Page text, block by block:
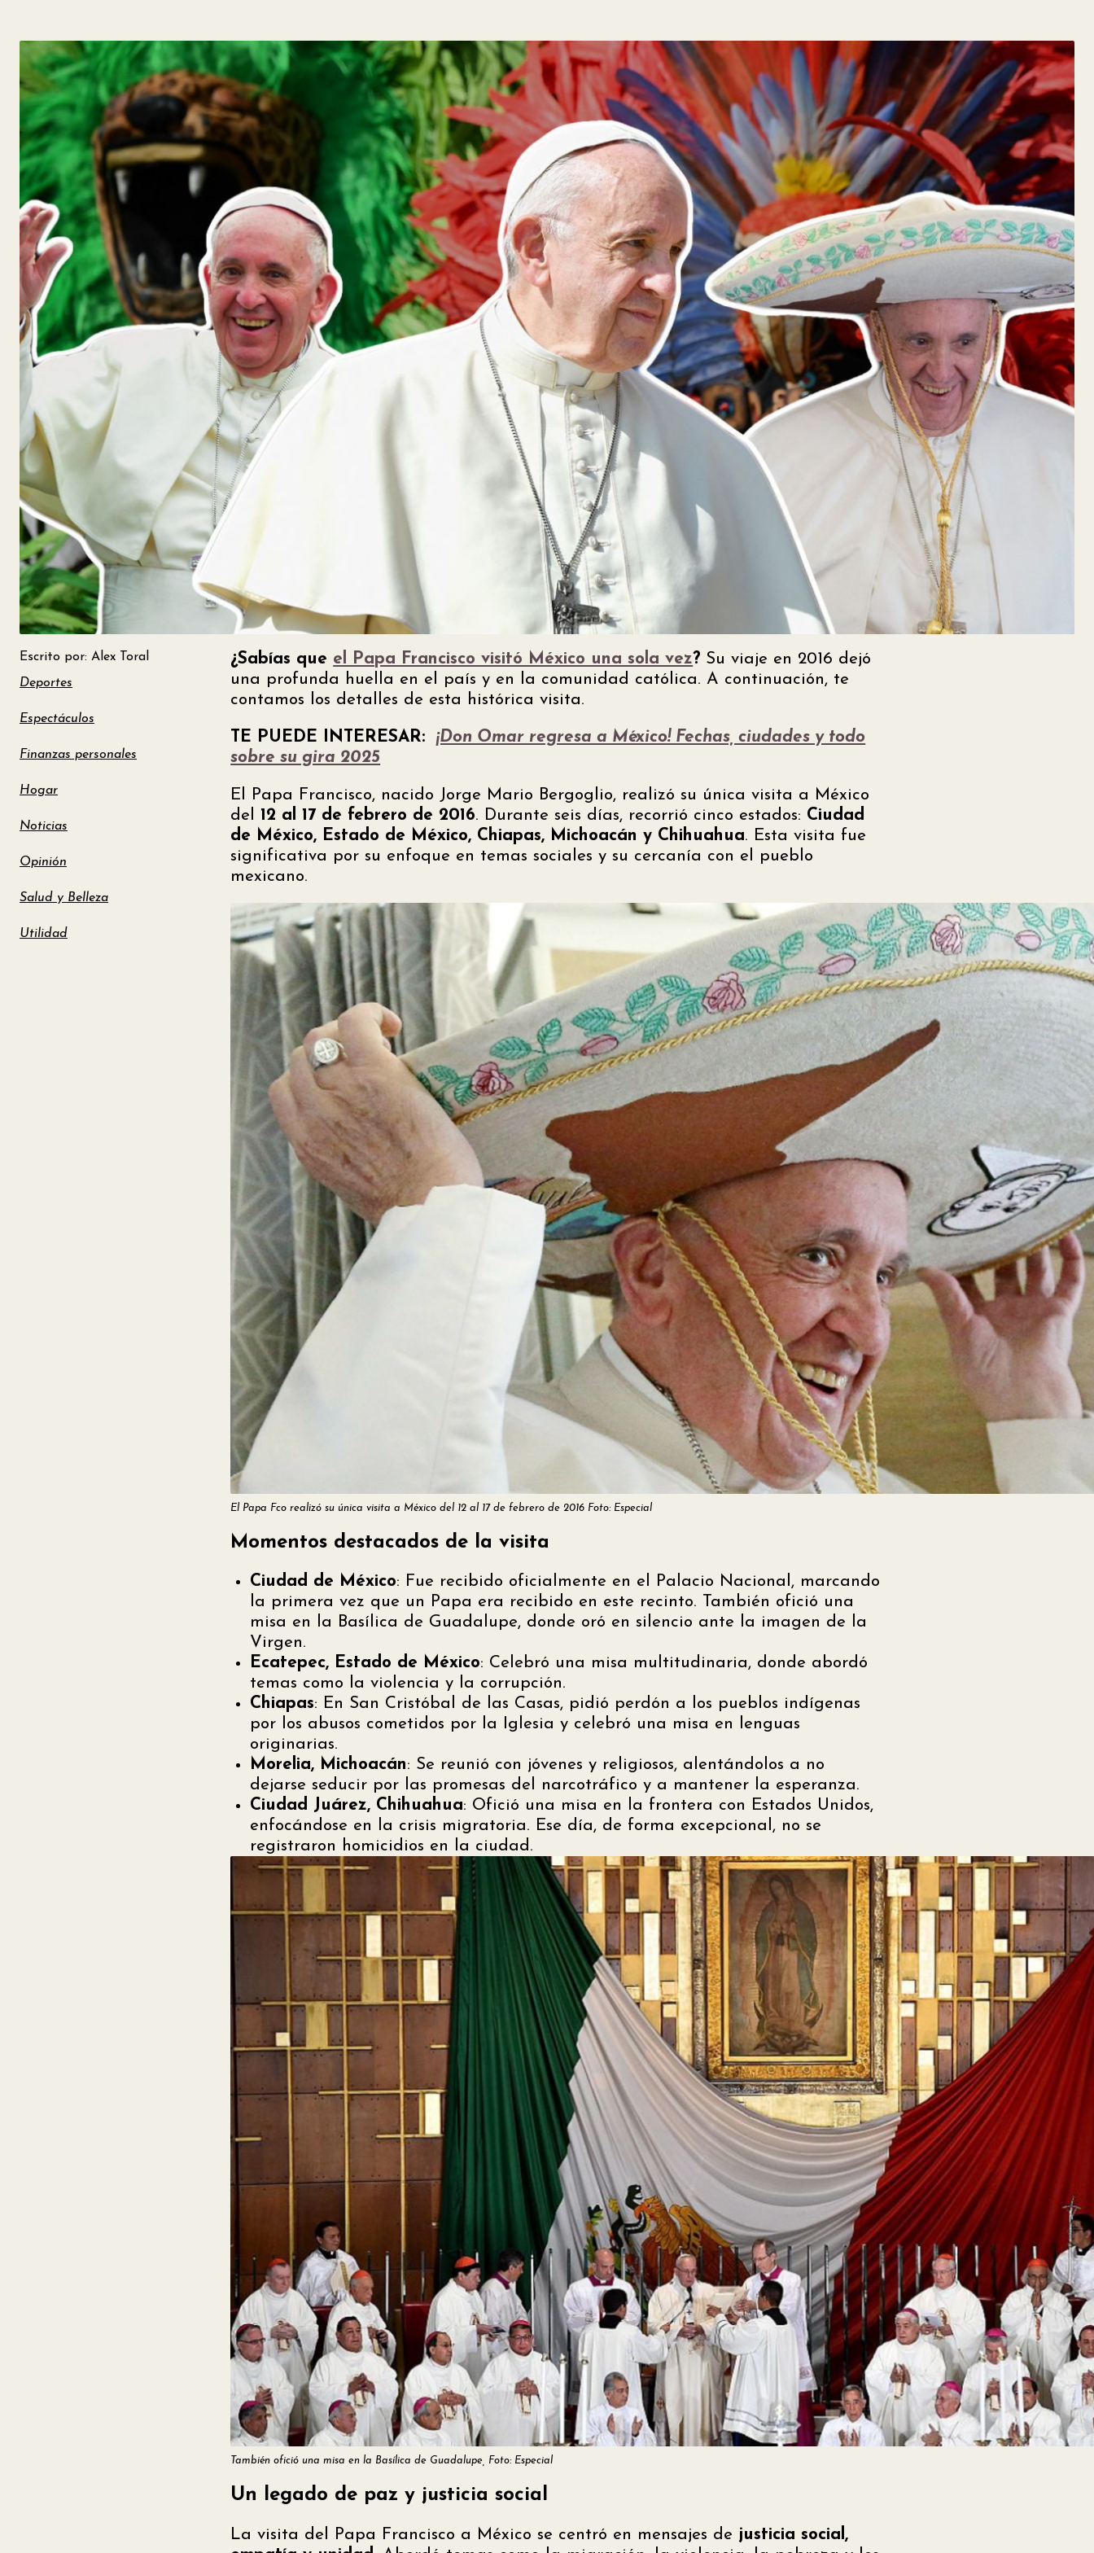
Belleza
Hogar
Espectáculos
Deportes
Escrito por: Alex Toral
Deportes
Espectáculos
Finanzas personales
Hogar
Noticias
Opinión
Salud y Belleza
Utilidad
¿Sabías que el Papa Francisco visitó México una sola vez? Su viaje en 2016 dejó
una profunda huella en el país y en la comunidad católica. A continuación, te
contamos los detalles de esta histórica visita.
TE PUEDE INTERESAR: ​¡Don Omar regresa a México! Fechas, ciudades y todo
sobre su gira 2025
El Papa Francisco, nacido Jorge Mario Bergoglio, realizó su única visita a México
del 12 al 17 de febrero de 2016. Durante seis días, recorrió cinco estados: Ciudad
de México, Estado de México, Chiapas, Michoacán y Chihuahua. Esta visita fue
significativa por su enfoque en temas sociales y su cercanía con el pueblo
mexicano.
El Papa Fco realizó su única visita a México del 12 al 17 de febrero de 2016 Foto: Especial
Momentos destacados de la visita
Ciudad de México: Fue recibido oficialmente en el Palacio Nacional, marcando
la primera vez que un Papa era recibido en este recinto. También ofició una
misa en la Basílica de Guadalupe, donde oró en silencio ante la imagen de la
Virgen.
Ecatepec, Estado de México: Celebró una misa multitudinaria, donde abordó
temas como la violencia y la corrupción.​
Chiapas: En San Cristóbal de las Casas, pidió perdón a los pueblos indígenas
por los abusos cometidos por la Iglesia y celebró una misa en lenguas
originarias.
Morelia, Michoacán: Se reunió con jóvenes y religiosos, alentándolos a no
dejarse seducir por las promesas del narcotráfico y a mantener la esperanza.
Ciudad Juárez, Chihuahua: Ofició una misa en la frontera con Estados Unidos,
enfocándose en la crisis migratoria. Ese día, de forma excepcional, no se
registraron homicidios en la ciudad.
También ofició una misa en la Basílica de Guadalupe, Foto: Especial
Un legado de paz y justicia social
La visita del Papa Francisco a México se centró en mensajes de justicia social,